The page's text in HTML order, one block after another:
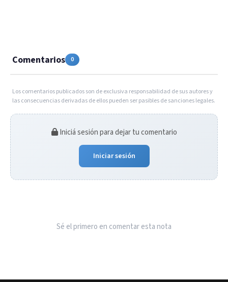
Comentarios 0
Los comentarios publicados son de exclusiva responsabilidad de sus autores y
las consecuencias derivadas de ellos pueden ser pasibles de sanciones legales.
Iniciá sesión para dejar tu comentario
Iniciar sesión
Sé el primero en comentar esta nota